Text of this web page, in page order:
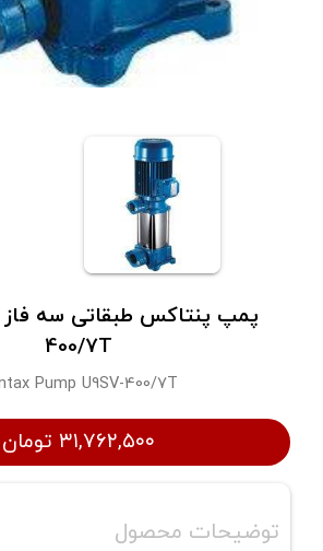
400/7T
Pump U9SV-400/7T
۳۱,۷۶۲,۵۰۰ تومان
توضیحات محصول